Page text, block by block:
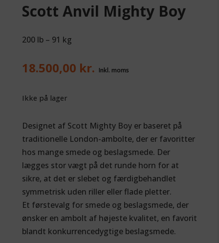
Scott Anvil Mighty Boy
200 lb – 91 kg
18.500,00 kr.
Ikke på lager
Designet af Scott Mighty Boy er baseret på
traditionelle London-ambolte, der er favoritter
hos mange smede og beslagsmede. Der
lægges stor vægt på det runde horn for at
sikre, at det er slebet og færdigbehandlet
symmetrisk uden riller eller flade pletter.
Et førstevalg for smede og beslagsmede, der
ønsker en ambolt af højeste kvalitet, en favorit
blandt konkurrencedygtige beslagsmede.